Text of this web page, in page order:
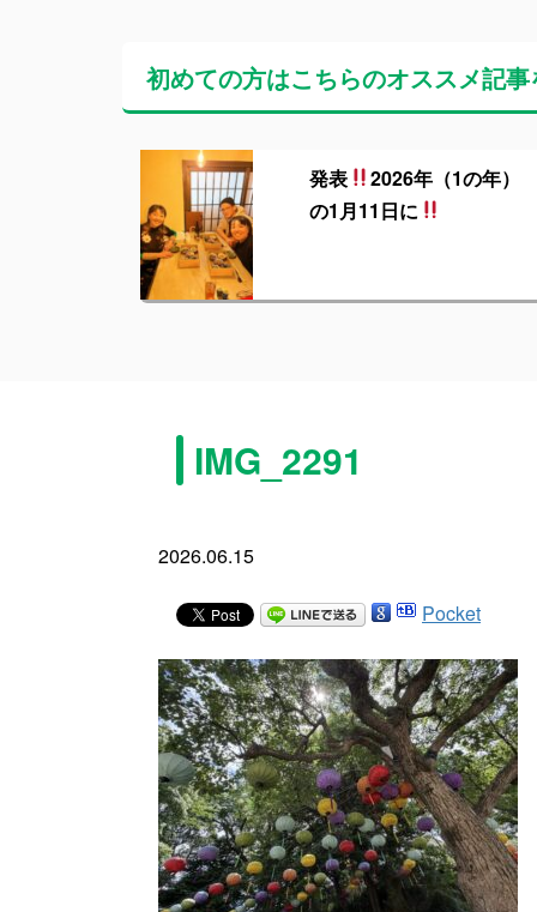
初めての方はこちらのオススメ記
発表
2026年（1の年）
の1月11日に
IMG_2291
2026.06.15
Pocket